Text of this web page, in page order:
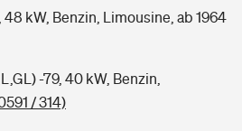
48 kW, Benzin, Limousine, ab 1964
-79, 40 kW, Benzin,
/ 314)